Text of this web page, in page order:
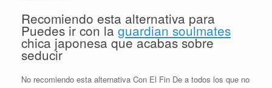
Recomiendo esta alternativa para
Puedes ir con la guardian soulmates
chica japonesa que acabas sobre
seducir
No recomiendo esta alternativa Con El Fin De a todos los que no